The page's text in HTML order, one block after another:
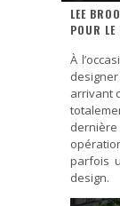
LEE
POUR
À
designer
arrivant
parfois
design.